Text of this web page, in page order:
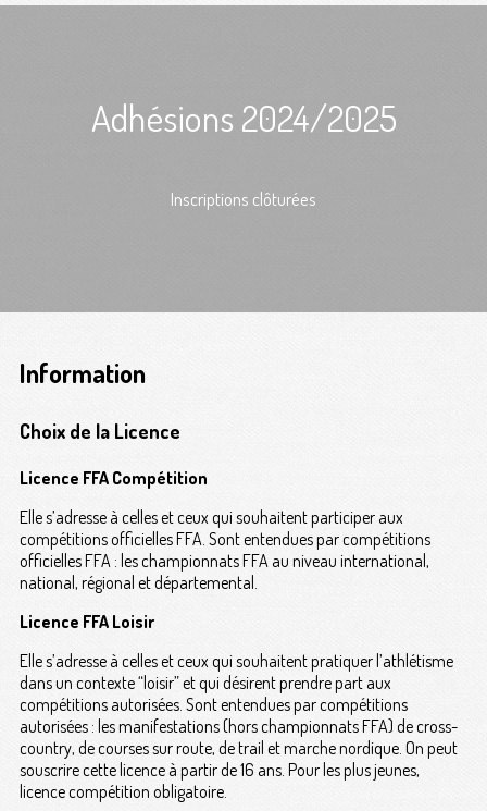
Adhésions 2024/2025
Inscriptions clôturées
Information
Choix de la Licence
Licence FFA Compétition
Elle s’adresse à celles et ceux qui souhaitent participer aux
compétitions officielles FFA. Sont entendues par compétitions
officielles FFA : les championnats FFA au niveau international,
national, régional et départemental.
Licence FFA Loisir
Elle s’adresse à celles et ceux qui souhaitent pratiquer l’athlétisme
dans un contexte “loisir” et qui désirent prendre part aux
compétitions autorisées. Sont entendues par compétitions
autorisées : les manifestations (hors championnats FFA) de cross-
country, de courses sur route, de trail et marche nordique. On peut
souscrire cette licence à partir de 16 ans. Pour les plus jeunes,
licence compétition obligatoire.